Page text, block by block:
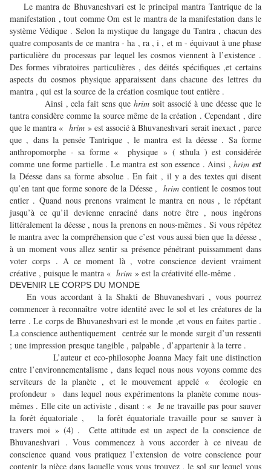
Le mantra de Bhuvaneshvari est le principal mantra Tantrique de la
manifestation , tout comme Om est le mantra de la manifestation dans le
système Védique . Selon la mystique du langage du Tantra , chacun des
quatre composants de ce mantra - ha , ra , i , et m - équivaut à une phase
particulière du processus par lequel les cosmos viennent à l’existence .
Des formes vibratoires particulières , des déités spécifiques ,et certains
aspects du cosmos physique apparaissent dans chacune des lettres du
mantra , qui est la source de la création cosmique tout entière .
Ainsi , cela fait sens que hrim soit associé à une déesse que le
tantra considère comme la source même de la création . Cependant , dire
que le mantra « hrim» est associé à Bhuvaneshvari serait inexact , parce
que , dans la pensée Tantrique , le mantra est la déesse . Sa forme
anthropomorphe - sa forme « physique » ( sthula ) est considérée
comme une forme partielle . Le mantra est son essence . Ainsi ,hrim est
la Déesse dans sa forme absolue . En fait , il y a des textes qui disent
qu’en tant que forme sonore de la Déesse , hrim contient le cosmos tout
entier . Quand nous prenons vraiment le mantra en nous , le répétant
jusqu’à ce qu’il devienne enraciné dans notre être , nous ingérons
littéralement la déesse , nous la prenons en nous-mêmes . Si vous répétez
le mantra avec la compréhension que c’est vous aussi bien que la déesse ,
à un moment vous allez sentir sa présence pénétrant puissamment dans
voter corps . A ce moment là , votre conscience devient vraiment
créative , puisque le mantra « hrim » est la créativité elle-même .
DEVENIR LE CORPS DU MONDE
En vous accordant à la Shakti de Bhuvaneshvari , vous pourrez
commencer à reconnaître votre identité avec le sol et les créatures de la
terre . Le corps de Bhuvaneshvari est le monde ,et vous en faites partie .
La conscience authentiquement centrée sur le monde surgit d’un ressenti
; une impression presque tangible , palpable , d’appartenir à la terre .
L’auteur et eco-philosophe Joanna Macy fait une distinction
entre l’environnementalisme , dans lequel nous nous voyons comme des
serviteurs de la planète , et le mouvement appelé « écologie en
profondeur » dans lequel nous expérimentons la planète comme nous-
mêmes . Elle cite un activiste , disant : « Je ne travaille pas pour sauver
la forêt équatoriale , la forêt équatoriale travaille pour se sauver à
travers moi » (4) . Cette attitude est un aspect de la conscience de
Bhuvaneshvari . Vous commencez à vous accorder à ce niveau de
conscience quand vous pratiquez l’extension de votre conscience pour
contenir la pièce dans laquelle vous vous trouvez , le sol sur lequel vous